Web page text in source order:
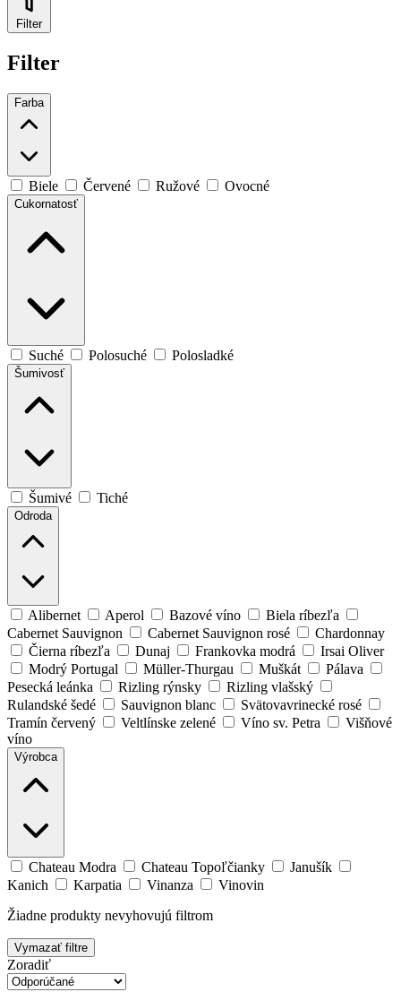
Filter
Filter
Farba
Biele Červené Ružové Ovocné
Cukornatosť
Suché Polosuché Polosladké
Šumivosť
Šumivé Tiché
Odroda
Alibernet Aperol Bazové víno
Biela ríbezľa
Cabernet Sauvignon
Cabernet Sauvignon rosé
Chardonnay
Čierna ríbezľa
Dunaj Frankovka modrá
Irsai Oliver
Modrý Portugal
Müller-Thurgau Muškát
Pálava
Pesecká leánka
Rizling rýnsky
Rizling vlašský
Rulandské šedé
Sauvignon blanc
Svätovavrinecké rosé
Tramín červený
Veltlínske zelené Víno sv. Petra
Višňové
víno
Výrobca
Chateau Modra Chateau Topoľčianky
Janušík
Kanich
Karpatia Vinanza
Vinovin
Žiadne produkty nevyhovujú filtrom
Vymazať filtre
Zoradiť